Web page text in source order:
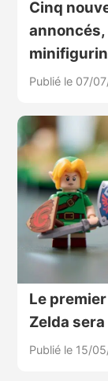
Cinq
Publié le 07/
Le
Zelda
Publié le 15/